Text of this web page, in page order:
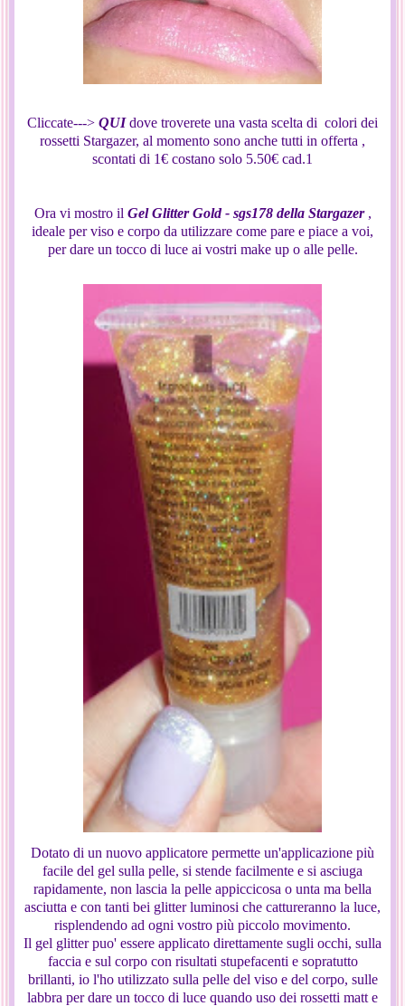
Cliccate---> QUIdove troverete una vasta scelta di colori dei
rossetti Stargazer, al momento sono anche tutti in offerta ,
scontati di 1€ costano solo 5.50€ cad.1
Ora vi mostro il Gel Glitter Gold - sgs178 della Stargazer,
ideale per viso e corpo da utilizzare come pare e piace a voi,
per dare un tocco di luce ai vostri make up o alle pelle.
Dotato di un nuovo applicatore permette un'applicazione più
facile del gel sulla pelle, si stende facilmente e si asciuga
rapidamente, non lascia la pelle appiccicosa o unta ma bella
asciutta e con tanti bei glitter luminosi che cattureranno la luce,
risplendendo ad ogni vostro più piccolo movimento.
Il gel glitter puo' essere applicato direttamente sugli occhi, sulla
faccia e sul corpo con risultati stupefacenti e sopratutto
brillanti, io l'ho utilizzato sulla pelle del viso e del corpo, sulle
labbra per dare un tocco di luce quando uso dei rossetti matt e